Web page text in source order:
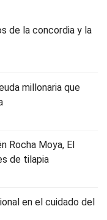
de la concordia y la
millonaria que
Rocha Moya, El
de tilapia
en el cuidado del